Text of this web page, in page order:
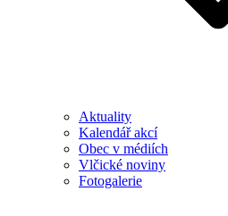
Aktuality
Kalendář akcí
Obec v médiích
Vlčické noviny
Fotogalerie